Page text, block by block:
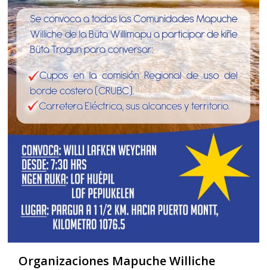
Organizaciones Mapuche Williche